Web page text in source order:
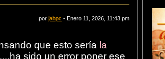
porjabpc - Enero 11, 2026, 11:43 pm
que esto sería la
sido un error poner ese